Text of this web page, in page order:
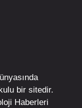
bir sitedir.
Haberleri